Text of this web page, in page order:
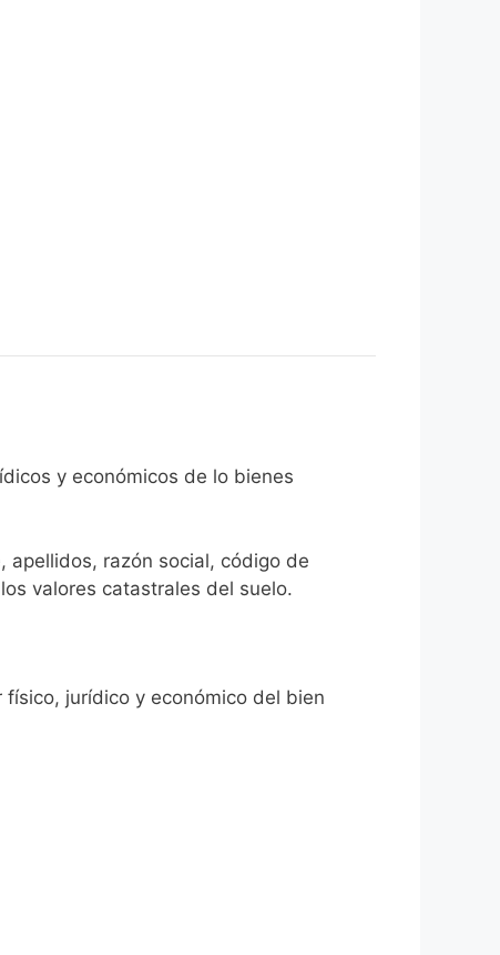
y económicos de lo bienes
razón social, código de
valores catastrales del suelo.
jurídico y económico del bien